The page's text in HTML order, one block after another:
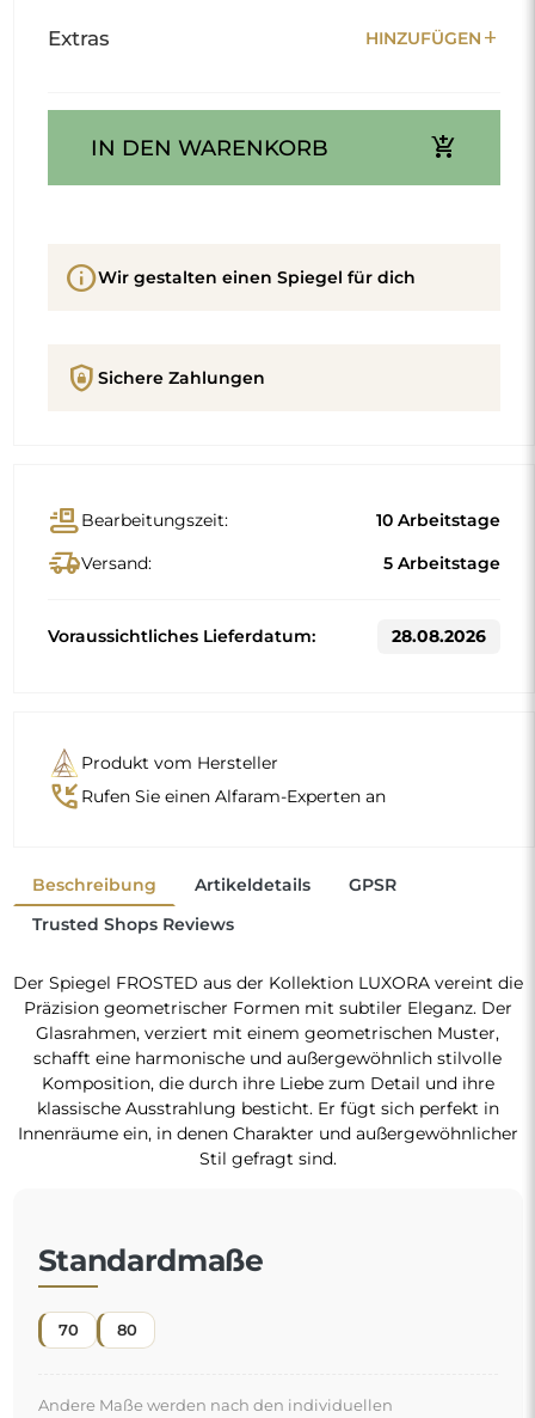
Extras HINZUFÜGEN add
IN DEN WARENKORB add_shopping_cart
infoWir gestalten einen Spiegel für dich
shield_lock Sichere Zahlungen
conveyor_beltBearbeitungszeit: 10 Arbeitstage
delivery_truck_speedVersand: 5 Arbeitstage
Voraussichtliches Lieferdatum: 28.08.2026
Produkt vom Hersteller
phone_callback Rufen Sie einen Alfaram-Experten an
Beschreibung Artikeldetails
GPSR
Trusted Shops Reviews
Der Spiegel FROSTED aus der Kollektion LUXORA vereint die
Präzision geometrischer Formen mit subtiler Eleganz. Der
Glasrahmen, verziert mit einem geometrischen Muster,
schafft eine harmonische und außergewöhnlich stilvolle
Komposition, die durch ihre Liebe zum Detail und ihre
klassische Ausstrahlung besticht. Er fügt sich perfekt in
Innenräume ein, in denen Charakter und außergewöhnlicher
Stil gefragt sind.
Standardmaße
70 80
Andere Maße werden nach den individuellen